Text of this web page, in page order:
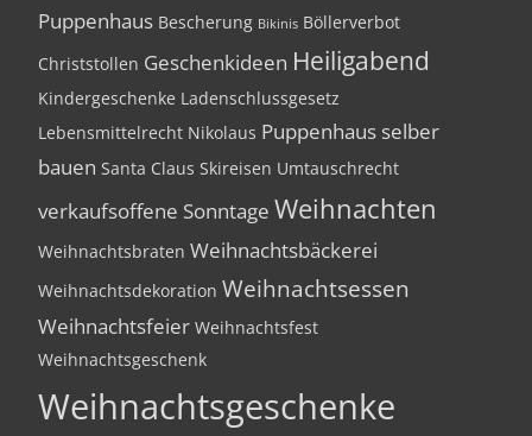
Puppenhaus Bescherung Bikinis Böllerverbot
Christstollen Geschenkideen Heiligabend
Kindergeschenke Ladenschlussgesetz
Lebensmittelrecht Nikolaus Puppenhaus selber
bauen Santa Claus Skireisen Umtauschrecht
verkaufsoffene Sonntage Weihnachten
Weihnachtsbraten Weihnachtsbäckerei
Weihnachtsdekoration Weihnachtsessen
Weihnachtsfeier Weihnachtsfest
Weihnachtsgeschenk
Weihnachtsgeschenke